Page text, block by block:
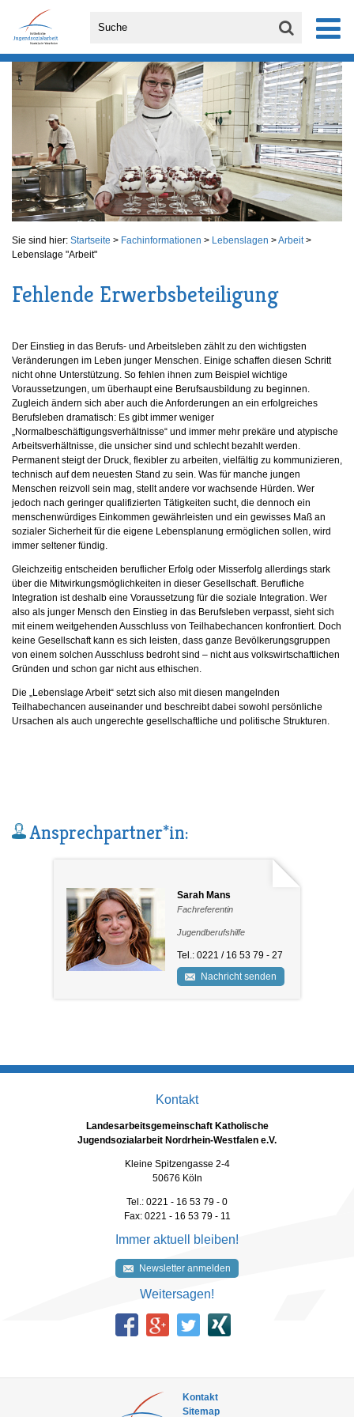
Sie sind hier: Startseite > Fachinformationen > Lebenslagen >Arbeit>
Lebenslage "Arbeit"
Fehlende Erwerbsbeteiligung
Der Einstieg in das Berufs- und Arbeitsleben zählt zu den wichtigsten
Veränderungen im Leben junger Menschen. Einige schaffen diesen Schritt
nicht ohne Unterstützung. So fehlen ihnen zum Beispiel wichtige
Voraussetzungen, um überhaupt eine Berufsausbildung zu beginnen.
Zugleich ändern sich aber auch die Anforderungen an ein erfolgreiches
Berufsleben dramatisch: Es gibt immer weniger
„Normalbeschäftigungsverhältnisse“ und immer mehr prekäre und atypische
Arbeitsverhältnisse, die unsicher sind und schlecht bezahlt werden.
Permanent steigt der Druck, flexibler zu arbeiten, vielfältig zu kommunizieren,
technisch auf dem neuesten Stand zu sein. Was für manche jungen
Menschen reizvoll sein mag, stellt andere vor wachsende Hürden. Wer
jedoch nach geringer qualifizierten Tätigkeiten sucht, die dennoch ein
menschenwürdiges Einkommen gewährleisten und ein gewisses Maß an
sozialer Sicherheit für die eigene Lebensplanung ermöglichen sollen, wird
immer seltener fündig.
Gleichzeitig entscheiden beruflicher Erfolg oder Misserfolg allerdings stark
über die Mitwirkungsmöglichkeiten in dieser Gesellschaft. Berufliche
Integration ist deshalb eine Voraussetzung für die soziale Integration. Wer
also als junger Mensch den Einstieg in das Berufsleben verpasst, sieht sich
mit einem weitgehenden Ausschluss von Teilhabechancen konfrontiert. Doch
keine Gesellschaft kann es sich leisten, dass ganze Bevölkerungsgruppen
von einem solchen Ausschluss bedroht sind – nicht aus volkswirtschaftlichen
Gründen und schon gar nicht aus ethischen.
Die „Lebenslage Arbeit“ setzt sich also mit diesen mangelnden
Teilhabechancen auseinander und beschreibt dabei sowohl persönliche
Ursachen als auch ungerechte gesellschaftliche und politische Strukturen.
Ansprechpartner*in:
Sarah Mans
Fachreferentin
Jugendberufshilfe
Tel.: 0221 / 16 53 79 - 27
Nachricht senden
Kontakt
Landesarbeitsgemeinschaft Katholische
Jugendsozialarbeit Nordrhein-Westfalen e.V.
Kleine Spitzengasse 2-4
50676 Köln
Tel.: 0221 - 16 53 79 - 0
Fax: 0221 - 16 53 79 - 11
Immer aktuell bleiben!
Newsletter anmelden
Weitersagen!
Kontakt
Sitemap